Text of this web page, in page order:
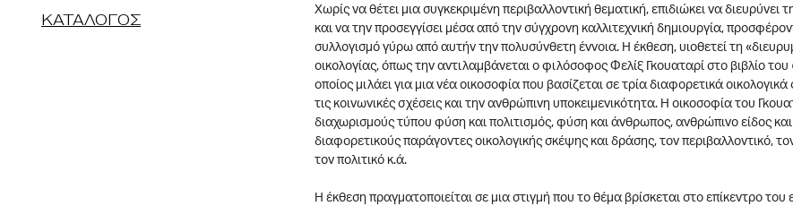
ΚΑΤΑΛΟΓΟΣ
Χωρίς να θέτει μια συγκεκριμένη περιβαλλοντική θεματική, επιδιώκει να διευρύνει
και να την προσεγγίσει μέσα από την σύγχρονη καλλιτεχνική δημιουργία,
συλλογισμό γύρω από αυτήν την πολυσύνθετη έννοια. Η έκθεση, υιοθετεί τη
οικολογίας, όπως την αντιλαμβάνεται ο φιλόσοφος Φελίξ Γκουαταρί στο βιβλίο του
οποίος μιλάει για μια νέα οικοσοφία που βασίζεται σε τρία διαφορετικά
τις κοινωνικές σχέσεις και την ανθρώπινη υποκειμενικότητα. Η οικοσοφία του
διαχωρισμούς τύπου φύση και πολιτισμός, φύση και άνθρωπος, ανθρώπινο είδος
διαφορετικούς παράγοντες οικολογικής σκέψης και δράσης, τον περιβαλλοντικό,
τον πολιτικό κ.ά.
Η έκθεση πραγματοποιείται σε μια στιγμή που το θέμα βρίσκεται στο επίκεντρο του